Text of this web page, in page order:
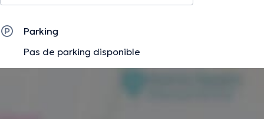
Parking
Pas de parking disponible